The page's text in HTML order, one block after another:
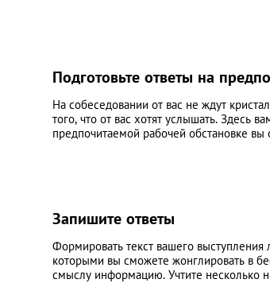
Подготовьте ответы на
На собеседовании от вас не ждут
того, что от вас хотят услышать. Здесь
предпочитаемой рабочей обстановке
Запишите ответы
Формировать текст вашего
которыми вы сможете жонглировать в
смыслу информацию. Учтите несколько